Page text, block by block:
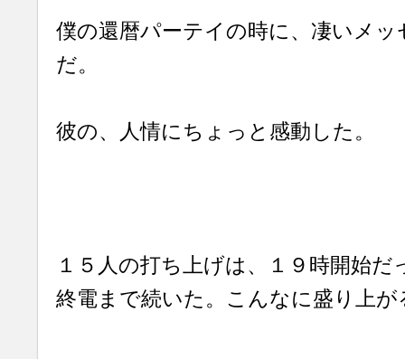
僕の還暦パーテイの時に、凄いメ
だ。
彼の、人情にちょっと感動した。
１５人の打ち上げは、１９時開始だ
終電まで続いた。こんなに盛り上が